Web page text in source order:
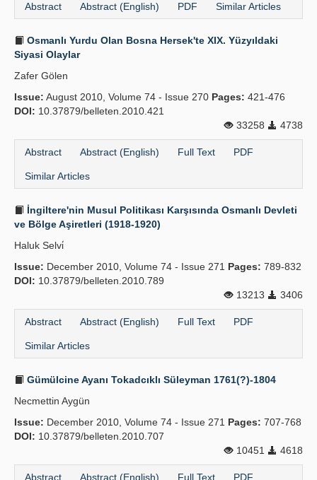
Abstract Abstract (English) PDF Similar Articles
Osmanlı Yurdu Olan Bosna Hersek'te XIX. Yüzyıldaki
Siyasi Olaylar
Zafer Gölen
Issue: August 2010, Volume 74 - Issue 270 Pages: 421-476
DOI: 10.37879/belleten.2010.421
33258
4738
Abstract Abstract (English) Full Text PDF
Similar Articles
İngiltere'nin Musul Politikası Karşısında Osmanlı Devleti
ve Bölge Aşiretleri (1918-1920)
Haluk Selvi̇
Issue: December 2010, Volume 74 - Issue 271 Pages: 789-832
DOI: 10.37879/belleten.2010.789
13213
3406
Abstract Abstract (English) Full Text PDF
Similar Articles
Gümülcine Ayanı Tokadcıklı Süleyman 1761(?)-1804
Necmettin Aygün
Issue: December 2010, Volume 74 - Issue 271 Pages: 707-768
DOI: 10.37879/belleten.2010.707
10451
4618
Abstract Abstract (English) Full Text PDF